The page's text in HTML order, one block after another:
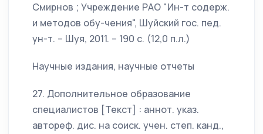
Смирнов ; Учреждение РАО "Ин-т содерж.
и методов обу-чения", Шуйский гос. пед.
ун-т. – Шуя, 2011. – 190 с. (12,0 п.л.)
Научные издания, научные отчеты
27. Дополнительное образование
специалистов [Текст] : аннот. указ.
автореф. дис. на соиск. учен. степ. канд.,